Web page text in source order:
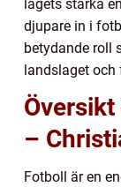
lagets starka
djupare in i
betydande roll
landslaget
–
Fotboll är en